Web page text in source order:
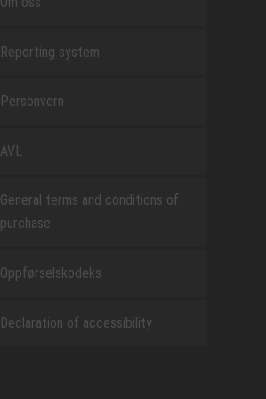
Reporting system
Personvern
AVL
General terms and conditions of
purchase
Oppførselskodeks
Declaration of accessibility